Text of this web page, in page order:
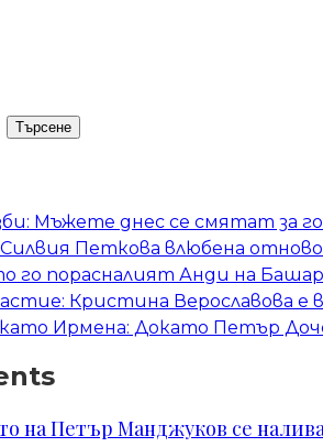
Търсене
Мъжете днес се смятат за
Силвия Петкова влюбена
го порасналият Анди на
Кристина Верославова е
Ирмена: Докато Петър
на Петър Манджуков се